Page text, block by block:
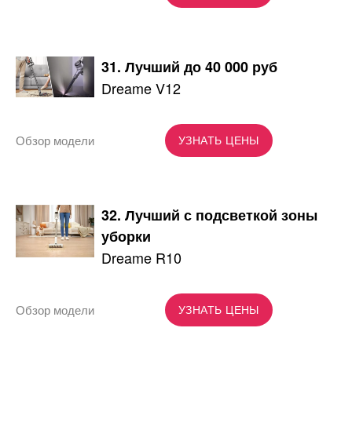
31. Лучший до 40 000 руб
Dreame V12
УЗНАТЬ ЦЕНЫ
Обзор модели
32. Лучший с подсветкой зоны
уборки
Dreame R10
УЗНАТЬ ЦЕНЫ
Обзор модели